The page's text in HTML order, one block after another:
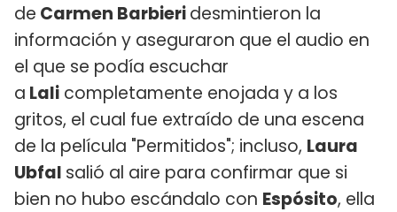
de Carmen Barbieridesmintieron la
información y aseguraron que el audio en
el que se podía escuchar
a Lali completamente enojada y a los
gritos, el cual fue extraído de una escena
de la película "Permitidos"; incluso, Laura
Ubfal salió al aire para confirmar que si
bien no hubo escándalo con Espósito, ella